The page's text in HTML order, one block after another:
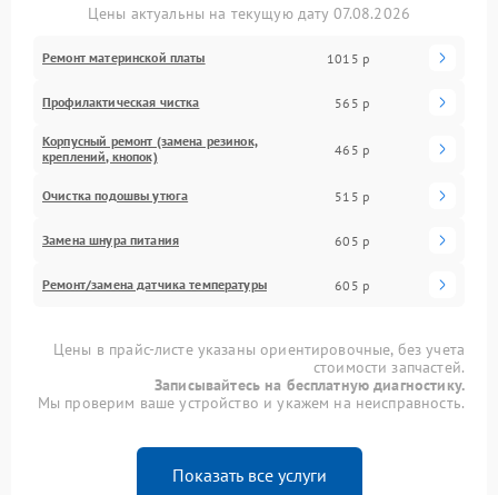
Цены актуальны на текущую дату 07.08.2026
Ремонт материнской платы 1015 р
Профилактическая чистка 565 р
Корпусный ремонт (замена резинок,
креплений, кнопок)
465 р
Очистка подошвы утюга 515 р
Замена шнура питания 605 р
Ремонт/замена датчика температуры 605 р
Цены в прайс-листе указаны ориентировочные, без учета
стоимости запчастей.
Записывайтесь на бесплатную диагностику.
Мы проверим ваше устройство и укажем на неисправность.
Показать все услуги